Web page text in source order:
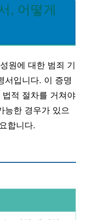
, 어떻게
원에 대한 범죄 기
서입니다. 이 증명
적 절차를 거쳐야
능한 경우가 있으
합니다.